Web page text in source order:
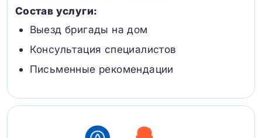
Состав услуги:
Выезд бригады на дом
Консультация специалистов
Письменные рекомендации